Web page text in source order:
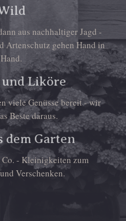
aus nachhaltiger Jagd -
Artenschutz gehen Hand in
Hand.
Liköre
viele Genüsse bereit - wir
Beste daraus.
dem Garten
- Kleinigkeiten zum
Verschenken.